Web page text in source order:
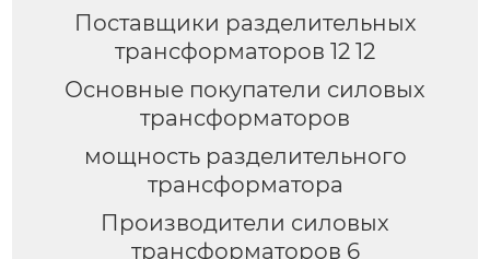
Поставщики разделительных
трансформаторов 12 12
Основные покупатели силовых
трансформаторов
мощность разделительного
трансформатора
Производители силовых
трансформаторов 6